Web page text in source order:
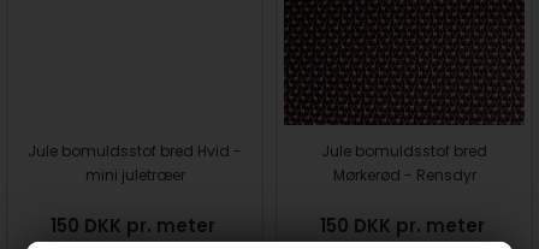
Jule bomuldsstof bred Hvid -
mini juletræer
150 DKK pr. meter
Jule bomuldsstof bred
Mørkerød - Rensdyr
150 DKK pr. meter